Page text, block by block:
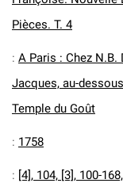
Pièces. T. 4
: A Paris : Chez N.B.
Jacques, au-
Temple du Goût
: 1758
: [4], 104, [3], 100-